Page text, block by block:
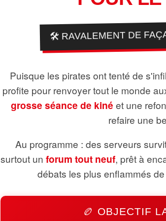
🛠️ RAVALEMENT DE
Puisque les pirates ont tenté de
profite pour renvoyer tout le monde
grosse séance de kiné et une
refaire une
Au programme : des serveurs
surtout un forum tout neuf, prêt à
débats les plus enflammés
🏉 OBJECTIF